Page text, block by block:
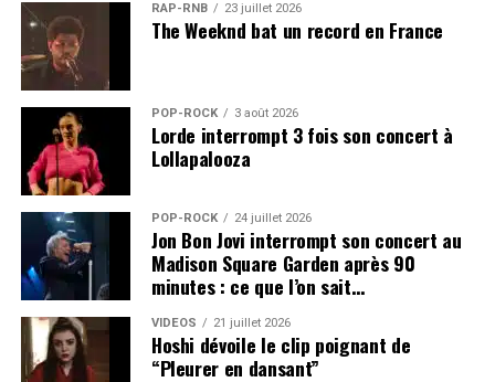
RAP-RNB 23 juillet 2026
The Weeknd bat un record en France
POP-ROCK 3 août 2026
Lorde interrompt 3 fois son concert à
Lollapalooza
POP-ROCK 24 juillet 2026
Jon Bon Jovi interrompt son concert au
Madison Square Garden après 90
minutes : ce que l’on sait…
VIDEOS 21 juillet 2026
Hoshi dévoile le clip poignant de
“Pleurer en dansant”